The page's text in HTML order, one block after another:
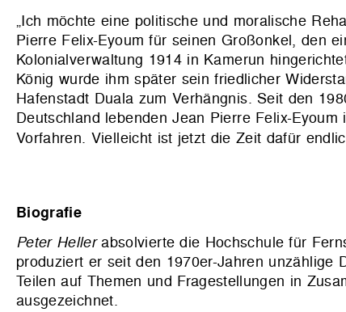
„Ich möchte eine politische und moralische
Pierre Felix-Eyoum für seinen Großonkel, den
Kolonialverwaltung 1914 in Kamerun
König wurde ihm später sein friedlicher
Hafenstadt Duala zum Verhängnis. Seit den
Deutschland lebenden Jean Pierre Felix-
Vorfahren. Vielleicht ist jetzt die Zeit dafür
Biografie
Peter Hellerabsolvierte die Hochschule für
produziert er seit den 1970er-Jahren unzählige
Teilen auf Themen und Fragestellungen in
ausgezeichnet.